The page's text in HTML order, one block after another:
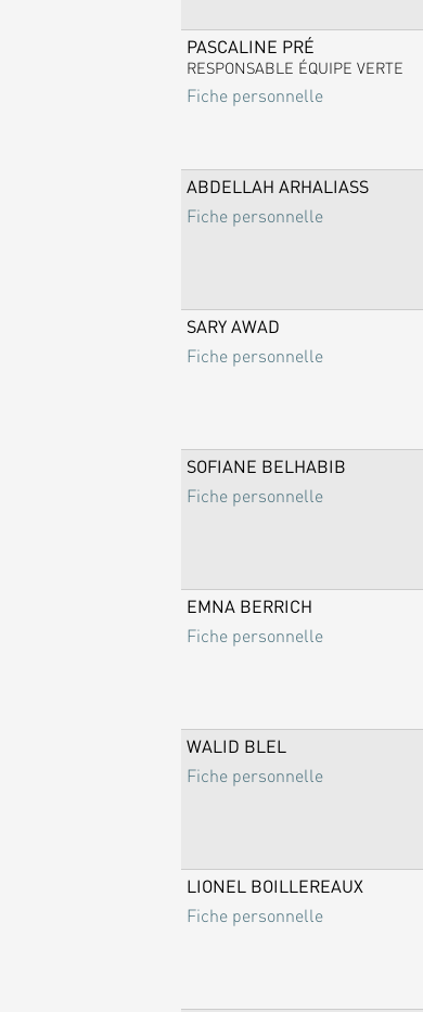
PASCALINE PRÉ
RESPONSABLE ÉQUIPE VERTE
Fiche personnelle
ABDELLAH ARHALIASS
Fiche personnelle
SARY AWAD
Fiche personnelle
SOFIANE BELHABIB
Fiche personnelle
EMNA BERRICH
Fiche personnelle
WALID BLEL
Fiche personnelle
LIONEL BOILLEREAUX
Fiche personnelle